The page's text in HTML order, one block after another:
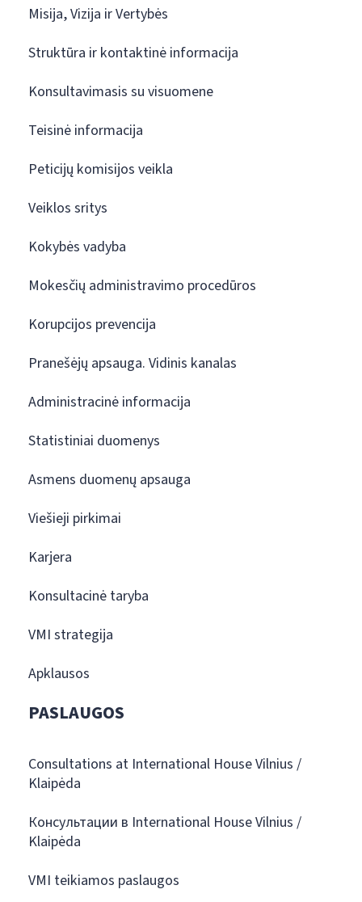
Misija, Vizija ir Vertybės
Struktūra ir kontaktinė informacija
Konsultavimasis su visuomene
Teisinė informacija
Peticijų komisijos veikla
Veiklos sritys
Kokybės vadyba
Mokesčių administravimo procedūros
Korupcijos prevencija
Pranešėjų apsauga. Vidinis kanalas
Administracinė informacija
Statistiniai duomenys
Asmens duomenų apsauga
Viešieji pirkimai
Karjera
Konsultacinė taryba
VMI strategija
Apklausos
PASLAUGOS
Consultations at International House Vilnius /
Klaipėda
Консультации в International House Vilnius /
Klaipėda
VMI teikiamos paslaugos